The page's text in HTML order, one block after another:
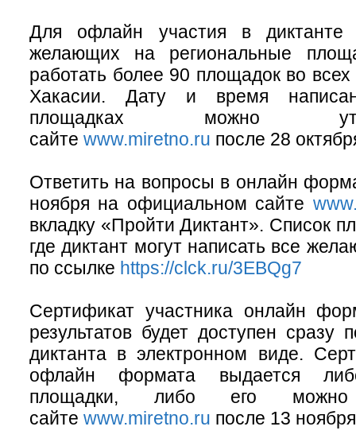
Для офлайн участия в диктанте
желающих на региональные
работать более 90 площадок во
Хакасии. Дату и время
площадках можно
сайте www.miretno.ru после 28
Ответить на вопросы в онлайн
ноября на официальном сайте
вкладку «Пройти Диктант». Список
где диктант могут написать все
по ссылке https://clck.ru/3EBQg7
Сертификат участника онлайн
результатов будет доступен сразу
диктанта в электронном виде.
офлайн формата выдается
площадки, либо его
сайте www.miretno.ru после 13